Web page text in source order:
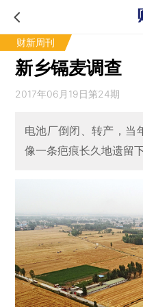
财新周刊
新乡镉麦调查
2017年06月19日第24期
电池厂倒闭、转产，当
像一条疤痕长久地遗留